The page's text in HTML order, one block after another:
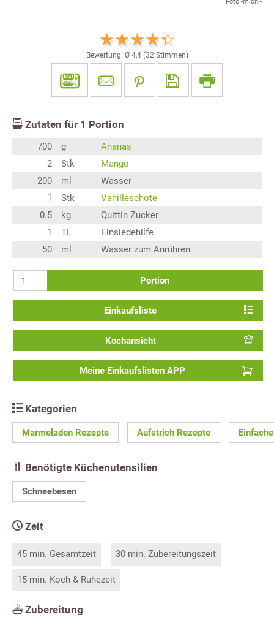
Foto -michi-
Bewertung: Ø 4,4(32Stimmen)
Zutaten für 1 Portion
700 g
Ananas
2
Stk
Mango
200
ml
Wasser
1
Stk
Vanilleschote
0.5
kg
Quittin Zucker
1
TL
Einsiedehilfe
50
ml Wasser zum Anrühren
Portion
Einkaufsliste
Kochansicht
Meine Einkaufslisten APP
Kategorien
Marmeladen Rezepte Aufstrich Rezepte
Benötigte Küchenutensilien
Schneebesen
Zeit
45 min. Gesamtzeit 30 min. Zubereitungszeit
15 min. Koch & Ruhezeit
Zubereitung